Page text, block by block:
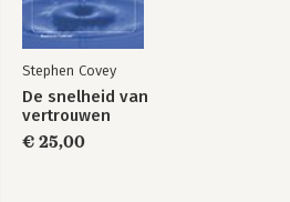
Stephen Covey
De snelheid van
vertrouwen
€ 25,00